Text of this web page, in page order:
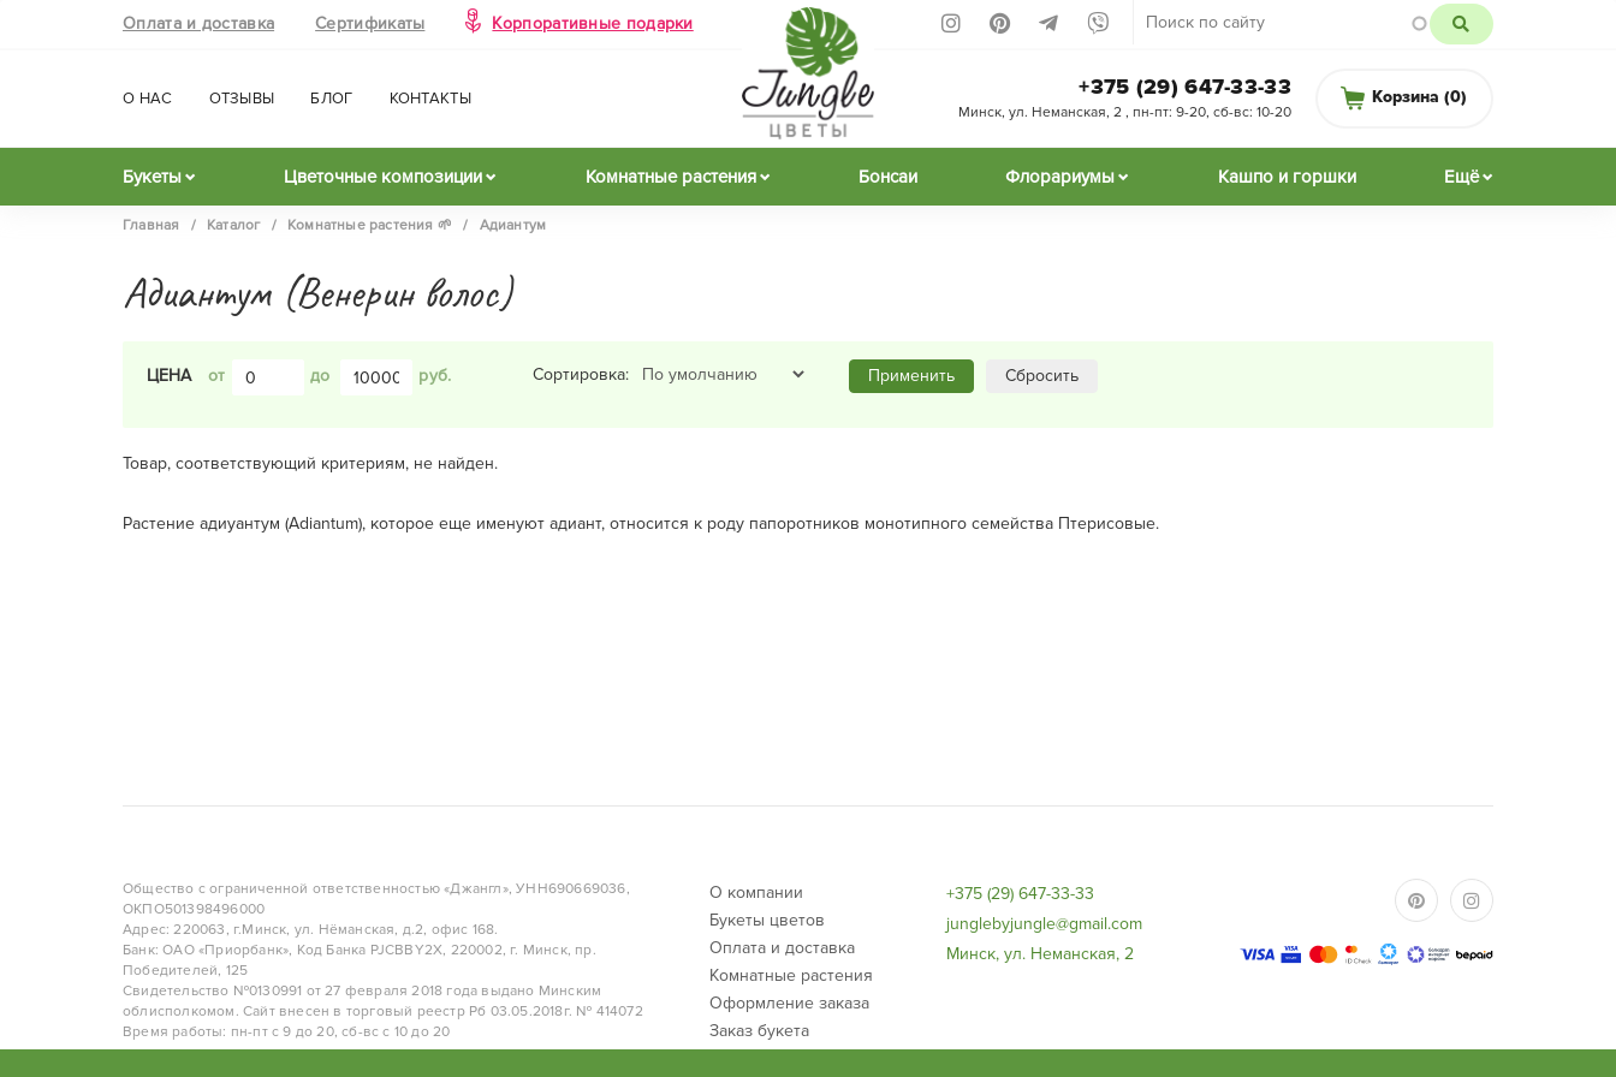
Оплата и доставка Сертификаты Корпоративные подарки
О НАС ОТЗЫВЫ БЛОГ КОНТАКТЫ Корзина (0)
+375 (29) 647-33-33
Минск, ул. Неманская, 2 , пн-пт: 9-20, сб-вс: 10-20
Букеты Цветочные композиции Комнатные растения Бонсаи Флорариумы Кашпо и горшки Ещё
Главная / Каталог / Комнатные растения 🌱 / Адиантум
Адиантум (Венерин волос)
ЦЕНА до Сортировка: Применить Сбросить
Товар, соответствующий критериям, не найден.
Растение адиуантум (Adiantum), которое еще именуют адиант, относится к роду папоротников монотипного семейства Птерисовые.
Общество с ограниченной ответственностью «Джангл», УНН690669036,
ОКПО501398496000
Адрес: 220063, г.Минск, ул. Нёманская, д.2, офис 168.
Банк: ОАО «Приорбанк», Код Банка PJCBBY2X, 220002, г. Минск, пр.
Победителей, 125
Свидетельство №0130991 от 27 февраля 2018 года выдано Минским
облисполкомом. Сайт внесен в торговый реестр Рб 03.05.2018г. № 414072
Время работы: пн-пт с 9 до 20, сб-вс с 10 до 20
О компании
Букеты цветов
Оплата и доставка
Комнатные растения
Оформление заказа
Заказ букета
+375 (29) 647-33-33
junglebyjungle@gmail.com
Минск, ул. Неманская, 2